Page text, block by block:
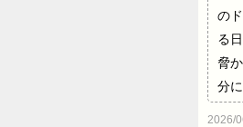
の
る
脅
分
ト
2026/